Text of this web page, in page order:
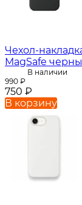
Чехол-
MagSafe
В наличии
990 ₽
750 ₽
В корзину